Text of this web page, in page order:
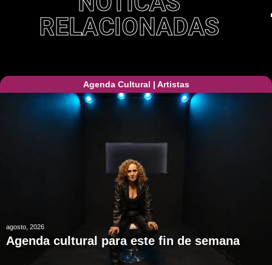
RELACIONADAS
Agenda Cultural | Artistas
agosto, 2026
Agenda cultural para este fin de semana